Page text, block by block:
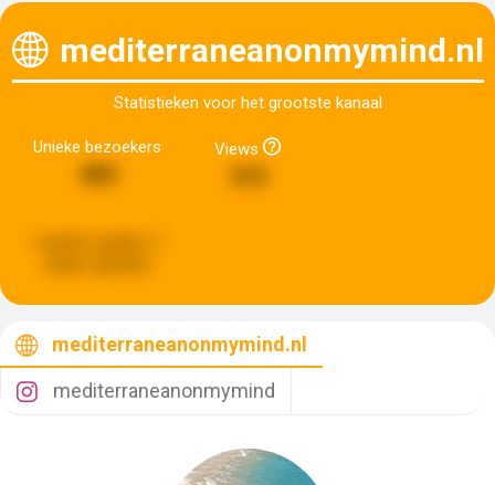
mediterraneanonmymind.nl
Statistieken voor het grootste kanaal
Unieke bezoekers
483
Views
mediterraneanonmymind.nl
mediterraneanonmymind